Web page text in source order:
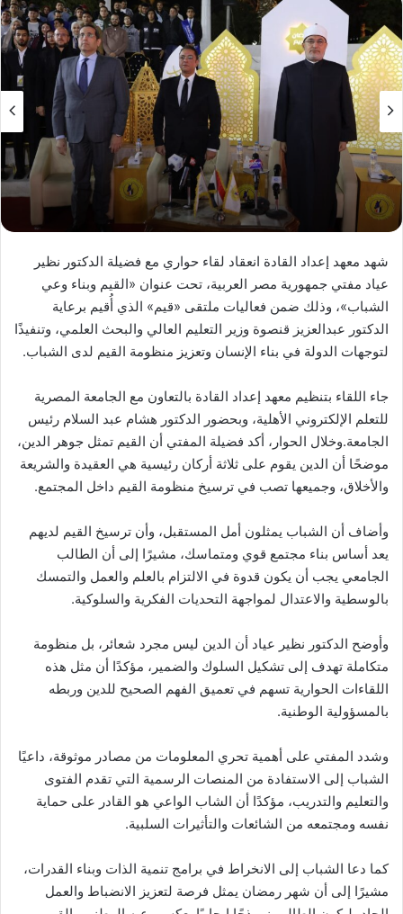
شهد معهد إعداد القادة انعقاد لقاء حواري مع فضيلة الدكتور نظير
عياد مفتي جمهورية مصر العربية، تحت عنوان «القيم وبناء وعي
الشباب»، وذلك ضمن فعاليات ملتقى «قيم» الذي أُقيم برعاية
الدكتور عبدالعزيز قنصوة وزير التعليم العالي والبحث العلمي، وتنفيذًا
لتوجهات الدولة في بناء الإنسان وتعزيز منظومة القيم لدى الشباب.
جاء اللقاء بتنظيم معهد إعداد القادة بالتعاون مع الجامعة المصرية
للتعلم الإلكتروني الأهلية، وبحضور الدكتور هشام عبد السلام رئيس
الجامعة.وخلال الحوار، أكد فضيلة المفتي أن القيم تمثل جوهر الدين،
موضحًا أن الدين يقوم على ثلاثة أركان رئيسية هي العقيدة والشريعة
والأخلاق، وجميعها تصب في ترسيخ منظومة القيم داخل المجتمع.
وأضاف أن الشباب يمثلون أمل المستقبل، وأن ترسيخ القيم لديهم
يعد أساس بناء مجتمع قوي ومتماسك، مشيرًا إلى أن الطالب
الجامعي يجب أن يكون قدوة في الالتزام بالعلم والعمل والتمسك
بالوسطية والاعتدال لمواجهة التحديات الفكرية والسلوكية.
وأوضح الدكتور نظير عياد أن الدين ليس مجرد شعائر، بل منظومة
متكاملة تهدف إلى تشكيل السلوك والضمير، مؤكدًا أن مثل هذه
اللقاءات الحوارية تسهم في تعميق الفهم الصحيح للدين وربطه
بالمسؤولية الوطنية.
وشدد المفتي على أهمية تحري المعلومات من مصادر موثوقة، داعيًا
الشباب إلى الاستفادة من المنصات الرسمية التي تقدم الفتوى
والتعليم والتدريب، مؤكدًا أن الشاب الواعي هو القادر على حماية
نفسه ومجتمعه من الشائعات والتأثيرات السلبية.
كما دعا الشباب إلى الانخراط في برامج تنمية الذات وبناء القدرات،
مشيرًا إلى أن شهر رمضان يمثل فرصة لتعزيز الانضباط والعمل